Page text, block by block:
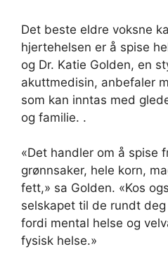
Det beste eldre voksne
hjertehelsen er å spise
og Dr. Katie Golden, en
akuttmedisin, anbefaler
som kan inntas med
og familie. .
«Det handler om å spise
grønnsaker, hele korn,
fett,» sa Golden. «Kos
selskapet til de rundt
fordi mental helse og
fysisk helse.»